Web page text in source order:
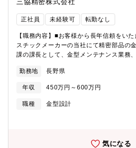
予防保全・改善提案など、設備の安定稼
がいの大きいポジションです。賞与5ヶ月
勤なしなど、長期的に腰を据えて働ける
に根ざしてキャリア形成したい方に最適
正社員 未経験可 転勤なし
【職務内容】■お客様から長年信頼をい
スチックメーカーの当社にて精密部品の
課の課長として、金型メンテナンス業務
テナンスを行う課で、ご自身の金型に従
て、当社の足りない点の伝播やメンバー
務になります。ご自身の知見を生かして
です。【所属部署】製造部金型課【部署
からお任せし、ゆくゆくは課長の後任を
勤務地 長野県
年収 450万円～600万円
職種
金型設計
気になる